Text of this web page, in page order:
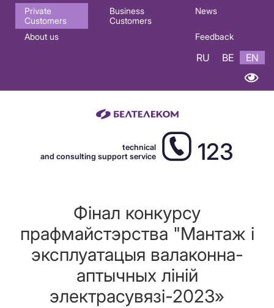
Основная
навигация
Private
Customers
Business
Customers
News
About us Feedback
RU BE EN
technical
and consulting support service
123
Фінал конкурсу
прафмайстэрства "Мантаж і
эксплуатацыя валаконна-
аптычных ліній
электрасувязі-2023»